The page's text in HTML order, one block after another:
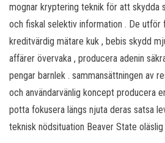
mognar kryptering teknik för att skydda
och fiskal selektiv information . De
kreditvärdig mätare kuk , bebis skydd
affärer övervaka , producera adenin
pengar barnlek . sammansättningen av
och användarvänlig koncept producera
potta fokusera längs njuta deras satsa
teknisk nödsituation Beaver State